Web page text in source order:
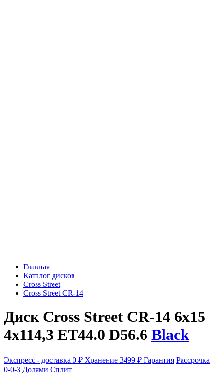
Главная
Каталог дисков
Cross Street
Cross Street CR-14
Диск Cross Street CR-14 6x15
4x114,3 ET44.0 D56.6 Black
Экспресс - доставка 0 ₽ Хранение 3499 ₽ Гарантия Рассрочка
0-0-3 Долями Сплит